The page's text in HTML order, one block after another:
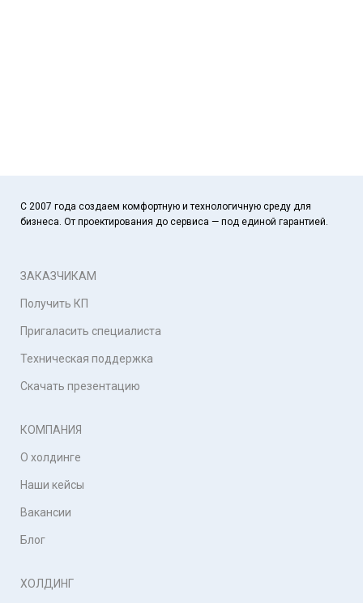
С 2007 года создаем комфортную и технологичную среду для
бизнеса. От проектирования до сервиса — под единой гарантией.
ЗАКАЗЧИКАМ
Получить КП
Пригаласить специалиста
Техническая поддержка
Скачать презентацию
КОМПАНИЯ
О холдинге
Наши кейсы
Вакансии
Блог
ХОЛДИНГ